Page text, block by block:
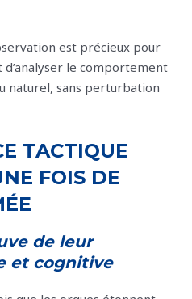
est précieux pour
le comportement
naturel, sans perturbation
TACTIQUE
FOIS DE
de leur
et cognitive